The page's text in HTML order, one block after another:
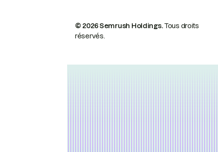
© 2026 Semrush Holdings.Tous droits
réservés.